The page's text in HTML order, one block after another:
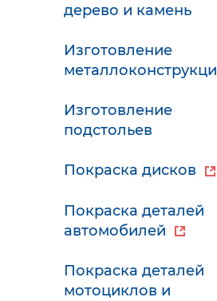
дерево и камень
Изготовление
Изготовление
подстольев
Покраска дисков
Покраска деталей
автомобилей
Покраска деталей
мотоциклов и